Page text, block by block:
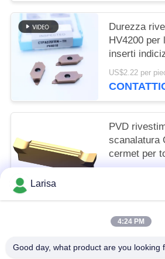
Durezza
HV4200 per
inserti
e in acciaio
US$2.22 per
PVD
scanalatura
cermet per
lunga
Larisa
4:24 PM
Good day, what product are you looking